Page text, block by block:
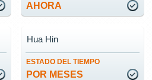
AHORA
ESTADO DEL TIEMPO
POR MESES
Hua Hin